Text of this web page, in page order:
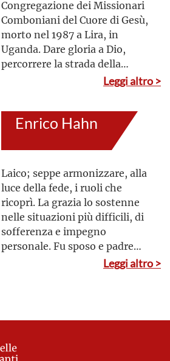
Congregazione dei Missionari
Comboniani del Cuore di Gesù,
morto nel 1987 a Lira, in
Uganda. Dare gloria a Dio,
percorrere la strada della
santificazione attraverso un
sorgente eucaristica la forza
per aiutare le persone più
fragili: questo fu il suo
dell’accoglienza e della
generosità, «da ricco che era si
fece povero» e, operando con
mentalità profondamente
cristiana, fu per tutti la “buona
notizia” del Dio
Leggi altro >
Enrico Hahn
Laico; seppe armonizzare, alla
luce della fede, i ruoli che
ricoprì. La grazia lo sostenne
nelle situazioni più difficili, di
sofferenza e impegno
personale. Fu sposo e padre
premuroso, sapendo unire la
l’arte medica al servizio dei
diverse associazioni benefiche
Leggi altro >